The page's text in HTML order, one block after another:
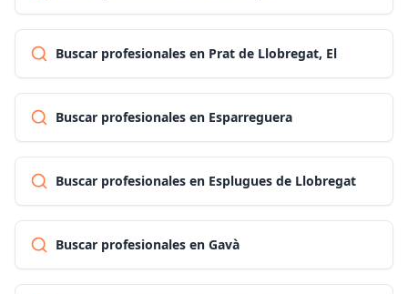
Buscar profesionales en Prat de Llobregat, El
Buscar profesionales en Esparreguera
Buscar profesionales en Esplugues de Llobregat
Buscar profesionales en Gavà